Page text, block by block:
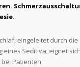
eingeleitet durch die
eines Seditiva, eignet sich
Patienten